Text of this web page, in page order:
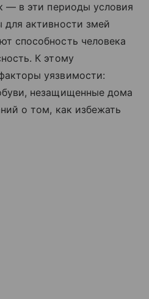
— в эти периоды условия
для активности змей
способность человека
К этому
уязвимости:
незащищенные дома
о том, как избежать